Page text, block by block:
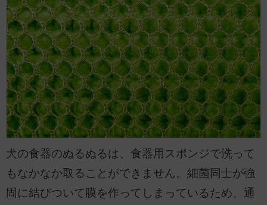
犬の食器のぬるぬるは、食器用スポンジで洗って
もなかなか取ることができません。細菌同士が強
固に結びついて膜を作ってしまっているため、通